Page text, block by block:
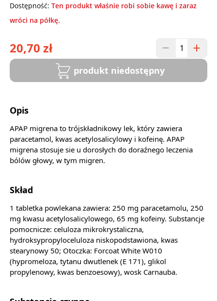
Dostępność: Ten produkt właśnie robi sobie kawę i zaraz
wróci na półkę.
20,70 zł
produkt niedostępny
Opis
APAP migrena to trójskładnikowy lek, który zawiera
paracetamol, kwas acetylosalicylowy i kofeinę. APAP
migrena stosuje sie u dorosłych do doraźnego leczenia
bólów głowy, w tym migren.
Skład
1 tabletka powlekana zawiera: 250 mg paracetamolu, 250
mg kwasu acetylosalicylowego, 65 mg kofeiny. Substancje
pomocnicze: celuloza mikrokrystaliczna,
hydroksypropyloceluloza niskopodstawiona, kwas
stearynowy 50; Otoczka: Forcoat White W010
(hypromeloza, tytanu dwutlenek (E 171), glikol
propylenowy, kwas benzoesowy), wosk Carnauba.